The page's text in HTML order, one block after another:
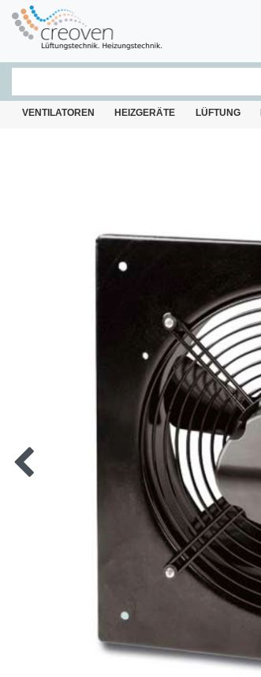
VENTILATOREN HEIZGERÄTE LÜFTUNG